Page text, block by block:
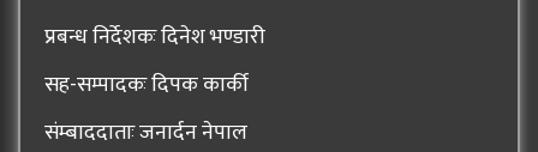
प्रबन्ध निर्देशकः दिनेश भण्डारी
सह-सम्पादकः दिपक कार्की
संम्बाददाताः जनार्दन नेपाल